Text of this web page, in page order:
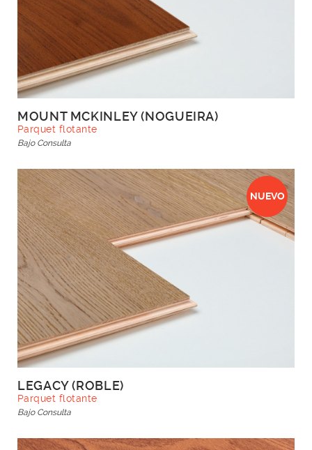
MOUNT MCKINLEY (NOGUEIRA)
Parquet flotante
Bajo Consulta
NUEVO
LEGACY (ROBLE)
Parquet flotante
Bajo Consulta